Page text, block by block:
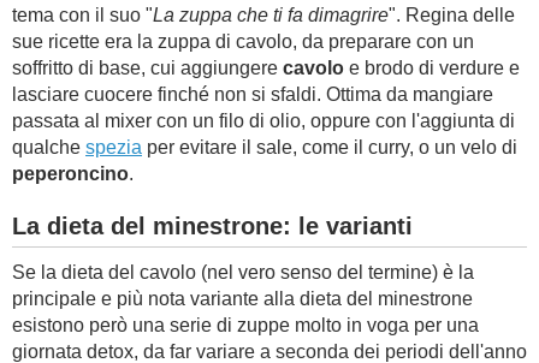
tema con il suo "La zuppa che ti fa dimagrire". Regina delle
sue ricette era la zuppa di cavolo, da preparare con un
soffritto di base, cui aggiungere cavolo e brodo di verdure e
lasciare cuocere finché non si sfaldi. Ottima da mangiare
passata al mixer con un filo di olio, oppure con l'aggiunta di
qualche spezia per evitare il sale, come il curry, o un velo di
peperoncino.
La dieta del minestrone: le varianti
Se la dieta del cavolo (nel vero senso del termine) è la
principale e più nota variante alla dieta del minestrone
esistono però una serie di zuppe molto in voga per una
giornata detox, da far variare a seconda dei periodi dell'anno